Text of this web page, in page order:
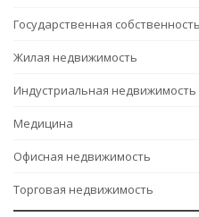
Государственная собственность
Жилая недвижимость
Индустриальная недвижимость
Медицина
Офисная недвижимость
Торговая недвижимость